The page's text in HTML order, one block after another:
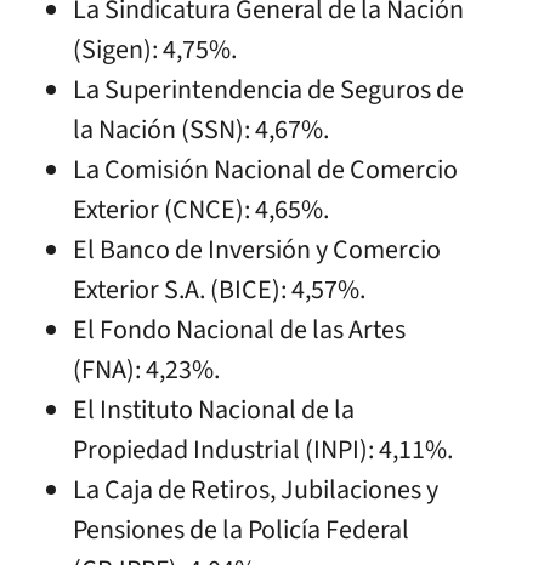
La Sindicatura General de la Nación
(Sigen): 4,75%.
La Superintendencia de Seguros de
la Nación (SSN): 4,67%.
La Comisión Nacional de Comercio
Exterior (CNCE): 4,65%.
El Banco de Inversión y Comercio
Exterior S.A. (BICE): 4,57%.
El Fondo Nacional de las Artes
(FNA): 4,23%.
El Instituto Nacional de la
Propiedad Industrial (INPI): 4,11%.
La Caja de Retiros, Jubilaciones y
Pensiones de la Policía Federal